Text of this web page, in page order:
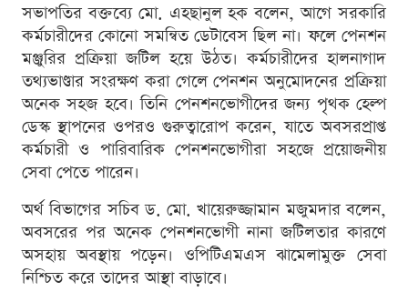
সভাপতির বক্তব্যে মো. এহছানুল হক বলেন, আগে সরকারি
কর্মচারীদের কোনো সমন্বিত ডেটাবেস ছিল না। ফলে পেনশন
মঞ্জুরির প্রক্রিয়া জটিল হয়ে উঠত। কর্মচারীদের হালনাগাদ
তথ্যভাণ্ডার সংরক্ষণ করা গেলে পেনশন অনুমোদনের প্রক্রিয়া
অনেক সহজ হবে। তিনি পেনশনভোগীদের জন্য পৃথক হেল্প
ডেস্ক স্থাপনের ওপরও গুরুত্বারোপ করেন, যাতে অবসরপ্রাপ্ত
কর্মচারী ও পারিবারিক পেনশনভোগীরা সহজে প্রয়োজনীয়
সেবা পেতে পারেন।
অর্থ বিভাগের সচিব ড. মো. খায়েরুজ্জামান মজুমদার বলেন,
অবসরের পর অনেক পেনশনভোগী নানা জটিলতার কারণে
অসহায় অবস্থায় পড়েন। ওপিটিএমএস ঝামেলামুক্ত সেবা
নিশ্চিত করে তাদের আস্থা বাড়াবে।